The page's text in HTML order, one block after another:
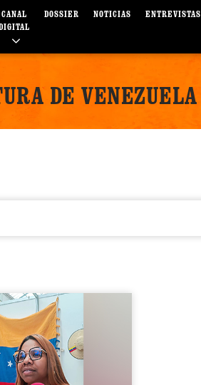
CANAL
DOSSIER NOTICIAS ENTREVISTAS
DE VENEZUELA